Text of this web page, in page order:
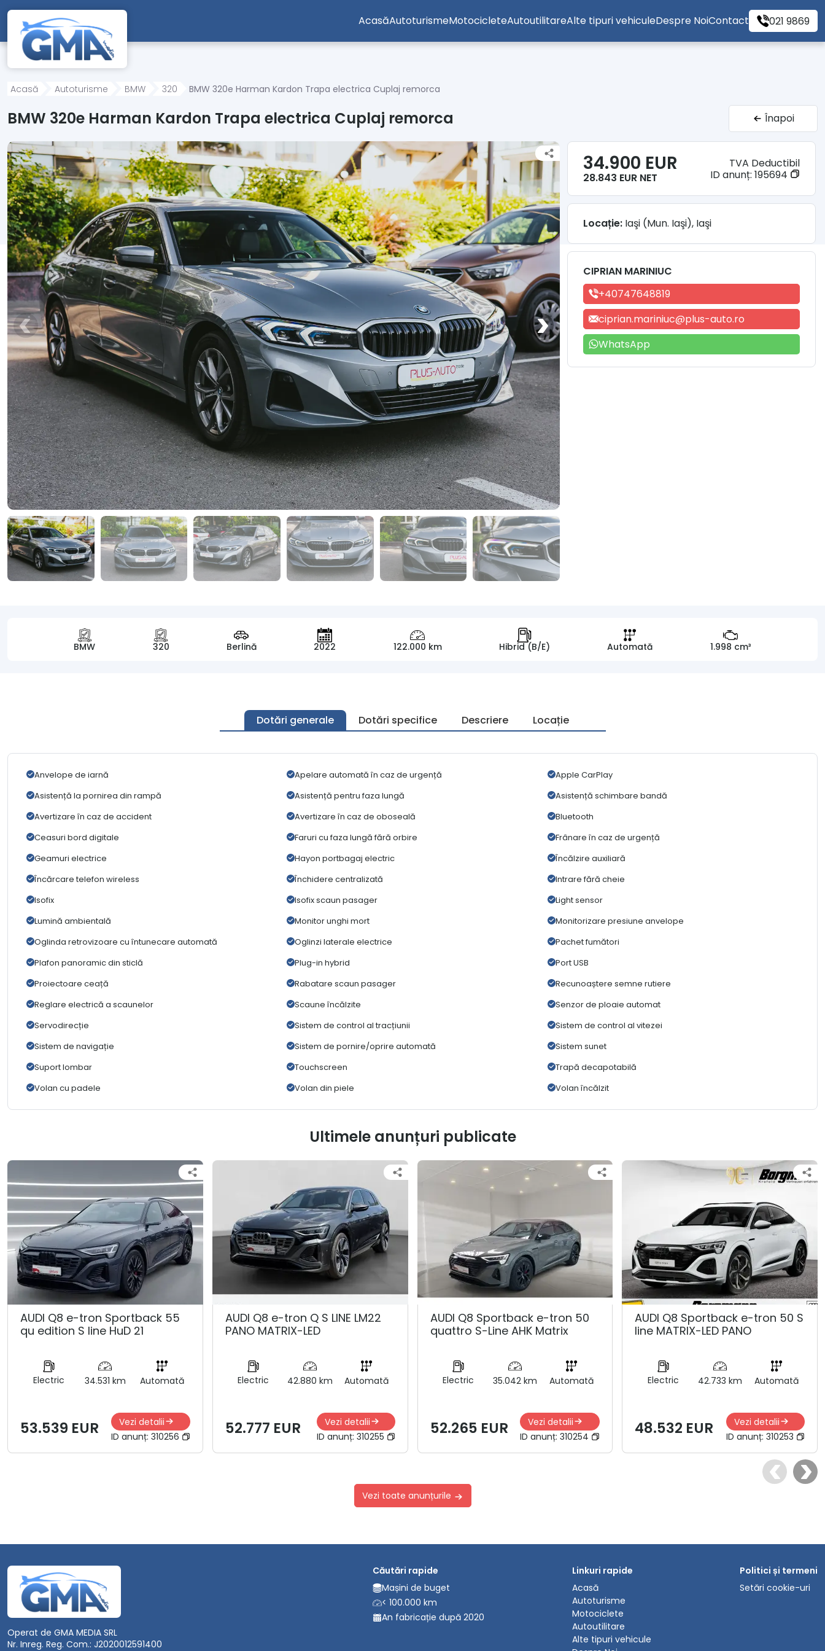
Mergi direct la conținutul principal
AcasăAutoturismeMotocicleteAutoutilitareAlte tipuri vehiculeDespre NoiContact 021 9869
Acasă Autoturisme BMW 320 BMW 320e Harman Kardon Trapa electrica Cuplaj remorca
BMW 320e Harman Kardon Trapa electrica Cuplaj remorca Înapoi
BMW 320 Berlină 2022 122.000 km Hibrid (B/E) Automată 1.998 cm³
Dotări generale Dotări specifice Descriere Locație
Anvelope de iarnă Apelare automată în caz de urgență
Apple CarPlay
Asistență la pornirea din rampă
Asistență pentru faza lungă
Asistență schimbare bandă
Avertizare în caz de accident
Avertizare în caz de oboseală
Bluetooth
Ceasuri bord digitale
Faruri cu faza lungă fără orbire
Frânare în caz de urgență
Geamuri electrice
Hayon portbagaj electric
Încălzire auxiliară
Încărcare telefon wireless
Închidere centralizată
Intrare fără cheie
Isofix
Isofix scaun pasager
Light sensor
Lumină ambientală
Monitor unghi mort
Monitorizare presiune anvelope
Oglinda retrovizoare cu întunecare automată
Oglinzi laterale electrice
Pachet fumători
Plafon panoramic din sticlă
Plug-in hybrid
Port USB
Proiectoare ceață
Rabatare scaun pasager
Recunoaștere semne rutiere
Reglare electrică a scaunelor
Scaune încălzite
Senzor de ploaie automat
Servodirecție
Sistem de control al tracțiunii
Sistem de control al vitezei
Sistem de navigație
Sistem de pornire/oprire automată
Sistem sunet
Suport lombar
Touchscreen
Trapă decapotabilă
Volan cu padele
Volan din piele Volan încălzit
34.900 EUR
28.843 EUR NET
TVA Deductibil
ID anunț: 195694
Locație: Iaşi (Mun. Iaşi), Iaşi
CIPRIAN MARINIUC
+40747648819
ciprian.mariniuc@plus-auto.ro
WhatsApp
Ultimele anunțuri publicate
AUDI Q8 e-tron Sportback 55
qu edition S line HuD 21
Electric 34.531 km Automată
53.539 EUR
Vezi detalii
ID anunț: 310256
AUDI Q8 e-tron Q S LINE LM22
PANO MATRIX-LED
Electric 42.880 km Automată
52.777 EUR
Vezi detalii
ID anunț: 310255
AUDI Q8 Sportback e-tron 50
quattro S-Line AHK Matrix
Electric 35.042 km Automată
52.265 EUR
Vezi detalii
ID anunț:310254
AUDI Q8 Sportback e-tron 50 S
line MATRIX-LED PANO
Electric 42.733 km Automată
48.532 EUR
Vezi detalii
ID anunț: 310253
Vezi toate anunțurile
Operat de GMA MEDIA SRL
Nr. Inreg. Reg. Com.: J2020012591400
Căutări rapide
Mașini de buget
< 100.000 km
An fabricație după 2020
Linkuri rapide
Acasă
Autoturisme
Motociclete
Autoutilitare
Alte tipuri vehicule
Politici și termeni
Setări cookie-uri